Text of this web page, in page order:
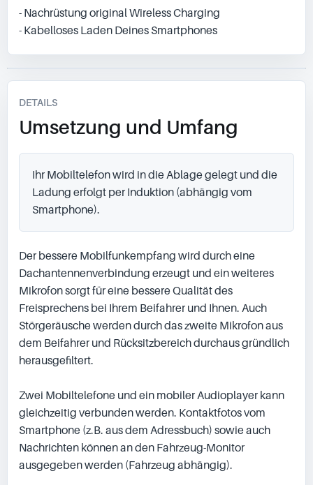
- Nachrüstung original Wireless Charging
- Kabelloses Laden Deines Smartphones
DETAILS
Umsetzung und Umfang
Ihr Mobiltelefon wird in die Ablage gelegt und die
Ladung erfolgt per Induktion (abhängig vom
Smartphone).
Der bessere Mobilfunkempfang wird durch eine
Dachantennenverbindung erzeugt und ein weiteres
Mikrofon sorgt für eine bessere Qualität des
Freisprechens bei Ihrem Beifahrer und Ihnen. Auch
Störgeräusche werden durch das zweite Mikrofon aus
dem Beifahrer und Rücksitzbereich durchaus gründlich
herausgefiltert.
Zwei Mobiltelefone und ein mobiler Audioplayer kann
gleichzeitig verbunden werden. Kontaktfotos vom
Smartphone (z.B. aus dem Adressbuch) sowie auch
Nachrichten können an den Fahrzeug-Monitor
ausgegeben werden (Fahrzeug abhängig).